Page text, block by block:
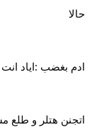
حالا
ادم بغضب :اياد انت
اتجنن هتلر و